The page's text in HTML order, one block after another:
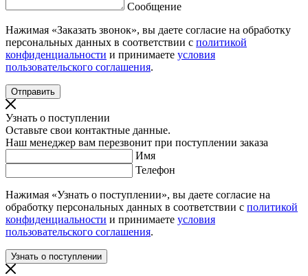
Сообщение
Нажимая «Заказать звонок», вы даете согласие на обработку
персональных данных в соответствии с политикой
конфиденциальности и принимаете условия
пользовательского соглашения.
Узнать о поступлении
Оставьте свои контактные данные.
Наш менеджер вам перезвонит при поступлении заказа
Имя
Телефон
Нажимая «Узнать о поступлении», вы даете согласие на
обработку персональных данных в соответствии с политикой
конфиденциальности и принимаете условия
пользовательского соглашения.